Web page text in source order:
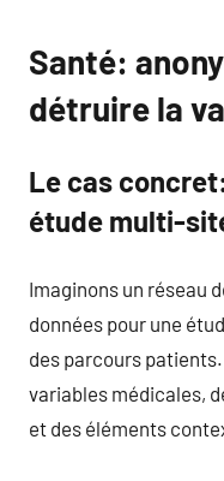
Santé:
détruire la
Le cas
étude multi-
Imaginons un réseau
données pour une
des parcours
variables médicales,
et des éléments